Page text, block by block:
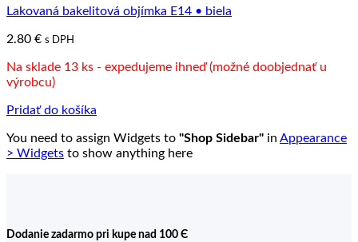
Lakovaná bakelitová objímka E14 • biela
2.80 € s DPH
Na sklade 13 ks - expedujeme ihneď (možné doobjednať u
výrobcu)
Pridať do košíka
You need to assign Widgets to "Shop Sidebar" in Appearance
> Widgets to show anything here
Dodanie zadarmo pri kupe nad 100 Є